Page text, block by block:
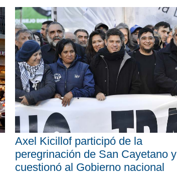
Axel Kicillof participó de la
peregrinación de San Cayetano y
cuestionó al Gobierno nacional